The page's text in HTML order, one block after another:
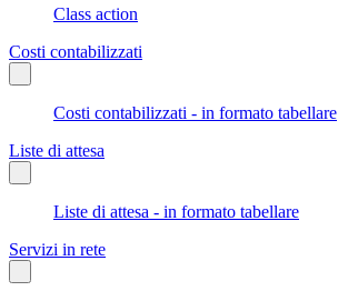
Class action
Costi contabilizzati
Costi contabilizzati - in formato tabellare
Liste di attesa
Liste di attesa - in formato tabellare
Servizi in rete